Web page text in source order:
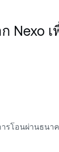
Nexo
รโอนผ่านธนา